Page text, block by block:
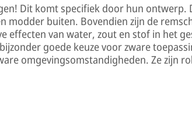
Dit komt specifiek door hun ontwerp.
modder buiten. Bovendien zijn de
effecten van water, zout en stof in het
goede keuze voor zware
omgevingsomstandigheden. Ze zijn